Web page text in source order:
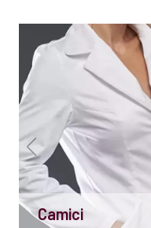
Camici